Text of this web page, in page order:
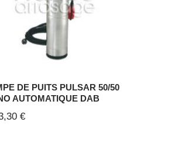
DE PUITS PULSAR 50/50
AUTOMATIQUE DAB
€